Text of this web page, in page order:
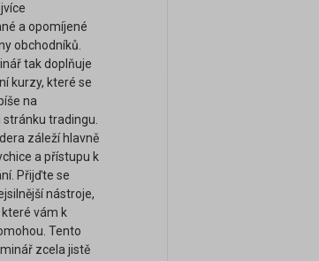
a opomíjené
obchodníků.
tak doplňuje
kurzy, které se
na
tradingu.
záleží hlavně
a přístupu k
Přijďte se
nástroje,
které vám k
Tento
zcela jistě